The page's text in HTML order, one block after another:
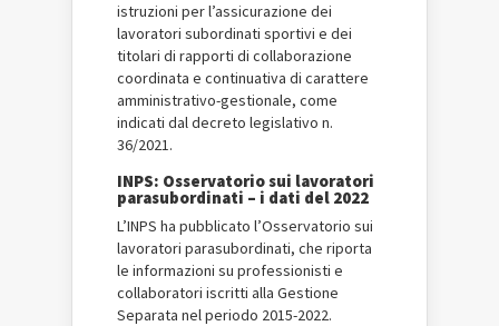
istruzioni per l’assicurazione dei
lavoratori subordinati sportivi e dei
titolari di rapporti di collaborazione
coordinata e continuativa di carattere
amministrativo-gestionale, come
indicati dal decreto legislativo n.
36/2021.
INPS: Osservatorio sui lavoratori
parasubordinati – i dati del 2022
L’INPS ha pubblicato l’Osservatorio sui
lavoratori parasubordinati, che riporta
le informazioni su professionisti e
collaboratori iscritti alla Gestione
Separata nel periodo 2015-2022.